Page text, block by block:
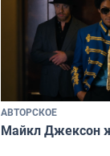
АВТОРСКОЕ
Майкл Джексон